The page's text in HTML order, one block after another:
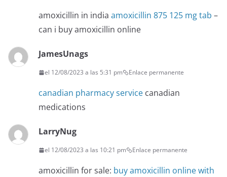
amoxicillin in india amoxicillin 875 125 mg tab –
can i buy amoxicillin online
JamesUnags
el 12/08/2023 a las 5:31 pm Enlace permanente
canadian pharmacy service canadian
medications
LarryNug
el 12/08/2023 a las 10:21 pm Enlace permanente
amoxicillin for sale: buy amoxicillin online with